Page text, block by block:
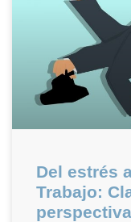
Del estrés
Trabajo: